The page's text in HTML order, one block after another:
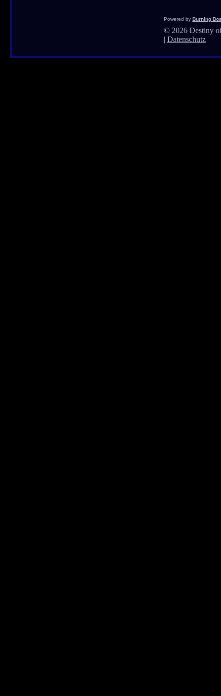
Powered by Burning
© 2026 Destiny
| Datenschutz